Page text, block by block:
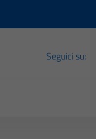
Seguici su: